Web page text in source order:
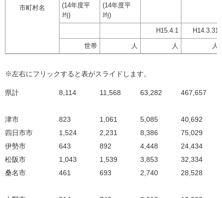
市町村名
(14年度平
均)
(14年度平
均)
H15.4.1 H14.3.31
世帯 人 人 人
※左右にフリックすると表がスライドします。
県計 8,114 11,568 63,282 467,657
津市 823 1,061 5,085 40,692
四日市市
1,524 2,231 8,386 75,029
伊勢市
643 892 4,448 24,434
松阪市
1,043 1,539 3,853 32,334
桑名市
461 693 2,740 28,528